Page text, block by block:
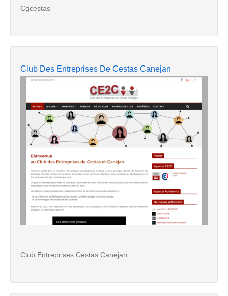
Cgcestas
Club Des Entreprises De Cestas Canejan
Club Entreprises Cestas Canejan